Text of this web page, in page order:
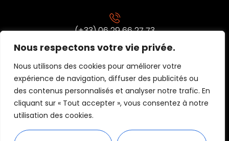
Nous respectons votre vie privée.
Nous utilisons des cookies pour améliorer votre
expérience de navigation, diffuser des publicités ou
des contenus personnalisés et analyser notre trafic. En
cliquant sur « Tout accepter », vous consentez à notre
utilisation des cookies.
(+33) 06 29 66 27 73
Site internet créé par